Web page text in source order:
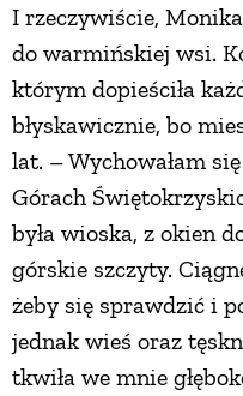
I rzeczywiście,
do warmińskiej wsi.
którym dopieściła
błyskawicznie, bo
lat. – Wychowałam
Górach
była wioska, z okien
górskie szczyty.
żeby się sprawdzić i
jednak wieś oraz
tkwiła we mnie